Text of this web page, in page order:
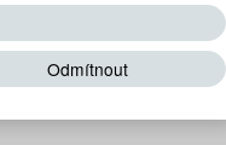
Odmítnout